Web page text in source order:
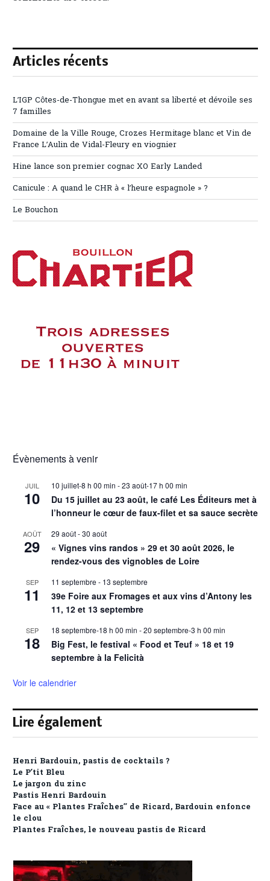
Articles récents
L’IGP Côtes-de-Thongue met en avant sa liberté et dévoile ses
7 familles
Domaine de la Ville Rouge, Crozes Hermitage blanc et Vin de
France L’Aulin de Vidal-Fleury en viognier
Hine lance son premier cognac XO Early Landed
Canicule : A quand le CHR à « l’heure espagnole » ?
Le Bouchon
Évènements à venir
JUIL
10
10 juillet-8 h 00 min -23 août-17 h 00 min
Du 15 juillet au 23 août, le café Les Éditeurs met à
l’honneur le cœur de faux-filet et sa sauce secrète
AOÛT
29
29 août-30 août
« Vignes vins randos » 29 et 30 août 2026, le
rendez-vous des vignobles de Loire
SEP
11
11 septembre - 13 septembre
39e Foire aux Fromages et aux vins d’Antony les
11, 12 et 13 septembre
SEP
18
18 septembre-18 h 00 min -20 septembre-3 h 00 min
Big Fest, le festival « Food et Teuf » 18 et 19
septembre à la Felicità
Voir le calendrier
Lire également
Henri Bardouin, pastis de cocktails ?
Le P’tit Bleu
Le jargon du zinc
Pastis Henri Bardouin
Face au « Plantes Fraîches” de Ricard, Bardouin enfonce
le clou
Plantes Fraîches, le nouveau pastis de Ricard